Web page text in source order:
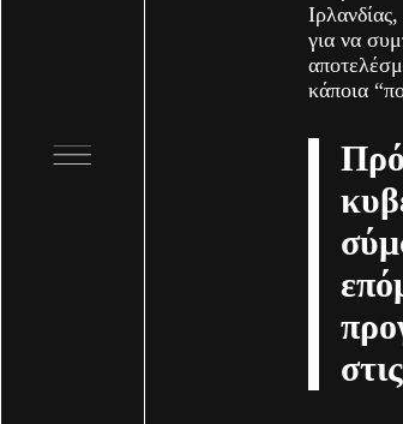
για να
κάποια